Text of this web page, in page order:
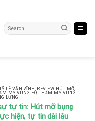
LÊ VĂN VĨNH , REVIEW HÚT MỠ,
MỸ VÙNG EO, THẨM MỸ VÙNG
LƯNG
tự tin: Hút mỡ bụng
hiện, tự tin dài lâu